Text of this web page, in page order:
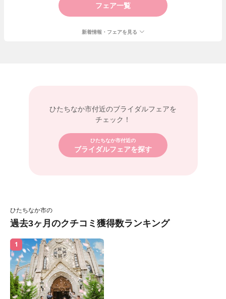
フェア一覧
新着情報・フェアを見る
ひたちなか市付近のブライダルフェアを
チェック！
ひたちなか市付近の
ブライダルフェアを探す
ひたちなか市の
過去3ヶ月のクチコミ獲得数ランキング
1